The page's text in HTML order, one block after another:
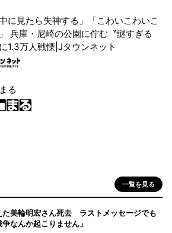
中に見たら失神する」「こわいこわいこ
兵庫・尼崎の公園に佇む〝謎すぎる
1.3万人戦慄|Jタウンネット
る
一覧を見る
た美輪明宏さん死去 ラストメッセージでも
なんか起こりません」